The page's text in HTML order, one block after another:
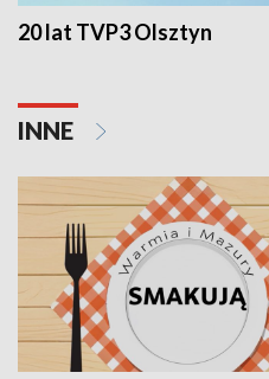
20 lat TVP3 Olsztyn
INNE